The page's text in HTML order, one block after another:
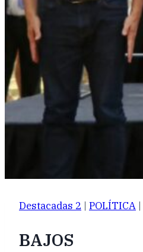
Destacadas 2 | POLÍTICA |
BAJOS